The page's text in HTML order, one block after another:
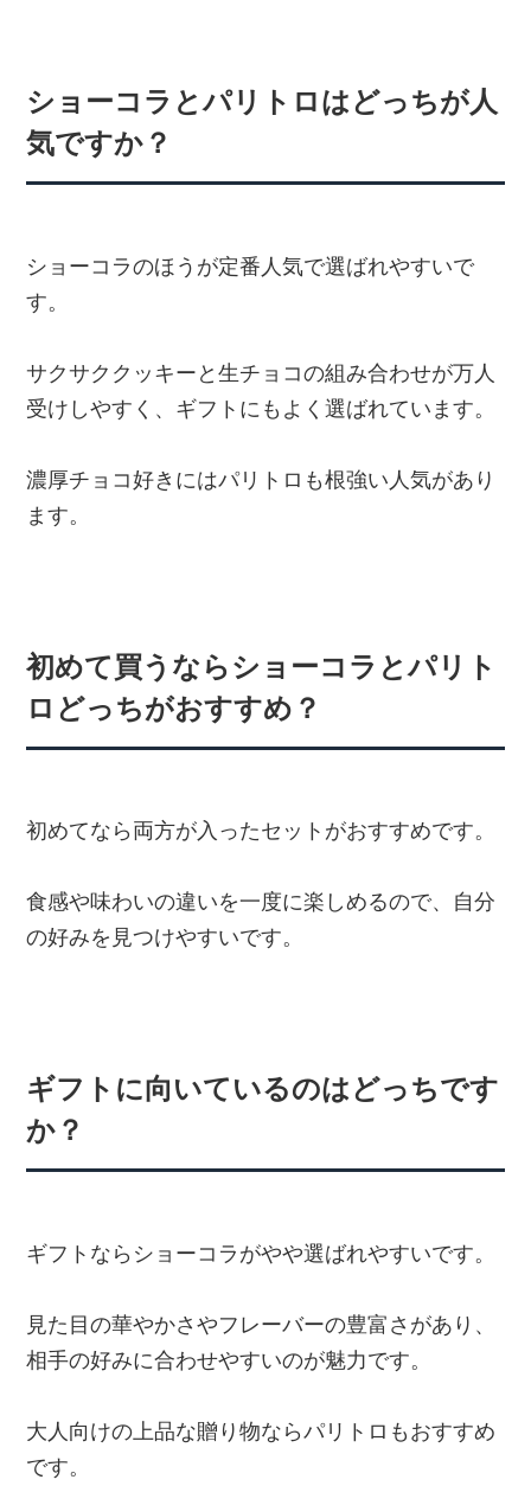
ショーコラとパリトロはどっちが人
気ですか？
ショーコラのほうが定番人気で選ばれやすいで
す。
サクサククッキーと生チョコの組み合わせが万人
受けしやすく、ギフトにもよく選ばれています。
濃厚チョコ好きにはパリトロも根強い人気があり
ます。
初めて買うならショーコラとパリト
ロどっちがおすすめ？
初めてなら両方が入ったセットがおすすめです。
食感や味わいの違いを一度に楽しめるので、自分
の好みを見つけやすいです。
ギフトに向いているのはどっちです
か？
ギフトならショーコラがやや選ばれやすいです。
見た目の華やかさやフレーバーの豊富さがあり、
相手の好みに合わせやすいのが魅力です。
大人向けの上品な贈り物ならパリトロもおすすめ
です。